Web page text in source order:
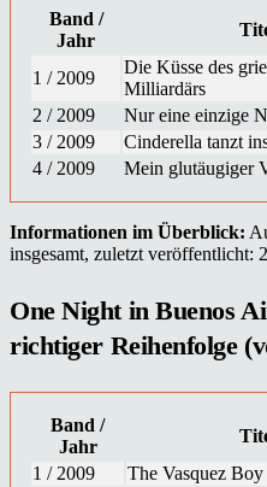
Band /
Jahr
1 / 2009
Die Küsse des
Milliardärs
2 / 2009
Nur eine einzige
3 / 2009
Cinderella tanzt
4 / 2009
Mein glutäugiger
Informationen im Überblick:
insgesamt, zuletzt veröffentlicht:
One Night in Buenos
richtiger Reihenfolge
Band /
Jahr
1 / 2009
The Vasquez Boy